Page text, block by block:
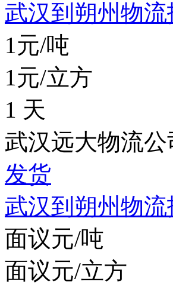
武汉到朔州物流
1元/吨
1元/立方
1 天
武汉远大物流公
发货
武汉到朔州物流
面议元/吨
面议元/立方